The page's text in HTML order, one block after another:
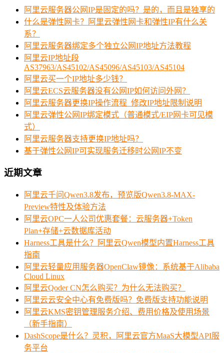
阿里云服务器公网IP是固定的吗？是的，而且是独享的
什么是弹性网卡？阿里云弹性网卡和弹性IP有什么关
系？
阿里云服务器绑定多个独立公网IP地址方法教程
阿里云IP地址段
AS37963/AS45102/AS45096/AS45103/AS45104
阿里云买一个IP地址多少钱？
阿里云ECS云服务器没有公网IP如何访问外网？
阿里云服务器更换IP操作流程_修改IP地址限制说明
阿里云弹性公网IP绑定模式（普通模式/EIP网卡可见模
式）
阿里云服务器支持更换IP地址吗？
基于弹性公网IP可实现服务迁移时公网IP不变
近期文章
阿里云千问Qwen3.8发布，预览版Qwen3.8-MAX-
Preview特性及体验方法
阿里云OPC一人公司优惠套餐：云服务器+Token
Plan+存储+云数据库活动
Harness工具是什么？阿里云Qwen模型内置Harness工具
指南
阿里云轻量应用服务器OpenClaw镜像：系统基于Alibaba
Cloud Linux
阿里云Qoder CN怎么购买？为什么无法购买？
阿里云云安全中心有免费版吗？免费版支持功能说明
阿里云KMS密钥管理服务介绍、费用价格及使用场景
（新手指南）
DashScope是什么？灵积，阿里云官方MaaS大模型API服
务平台